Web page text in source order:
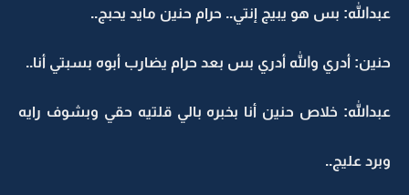
عبدالله: بس هو يبيج إنتي.. حرام حنين مايد يحبج..
حنين: أدري والله أدري بس بعد حرام يضارب أبوه بسبتي أنا..
عبدالله: خلاص حنين أنا بخبره بالي قلتيه حقي وبشوف رايه
وبرد عليج..